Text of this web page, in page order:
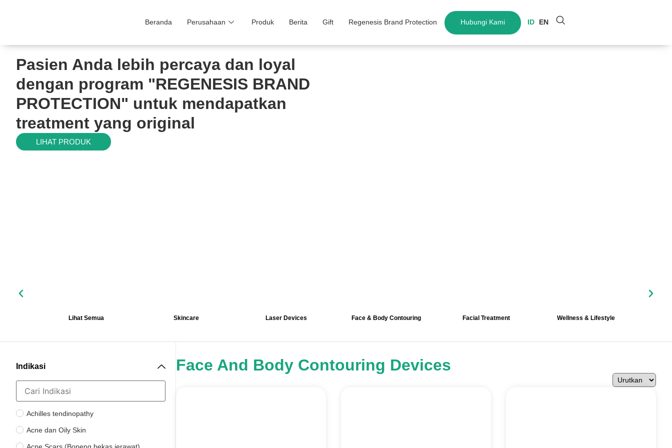
Beranda Perusahaan Produk Berita Gift Regenesis Brand Protection Hubungi Kami ID EN
Pasien Anda lebih percaya dan loyal
dengan program "REGENESIS BRAND
PROTECTION" untuk mendapatkan
treatment yang original
LIHAT PRODUK
Lihat Semua Skincare Laser Devices Face & Body Contouring Facial Treatment Wellness & Lifestyle
Indikasi
Achilles tendinopathy
Acne dan Oily Skin
Acne Scars (Bopeng bekas jerawat)
Face And Body Contouring Devices